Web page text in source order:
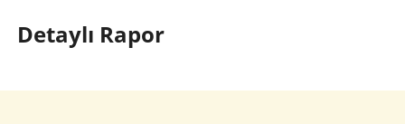
Detaylı Rapor